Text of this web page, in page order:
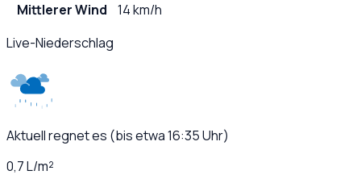
Mittlerer Wind
14 km/h
Live-Niederschlag
Aktuell regnet es (bis etwa 16:35 Uhr)
0,7 L/m²